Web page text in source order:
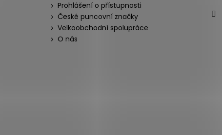
Prohlášení o přístupnosti
České puncovní značky
Velkoobchodní spolupráce
O nás